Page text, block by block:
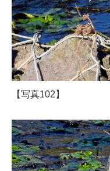
【写真102】